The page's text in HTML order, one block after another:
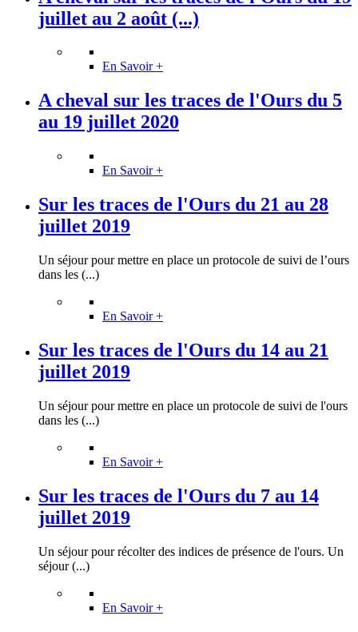
juillet au 2 août (...)
En Savoir +
A cheval sur les traces de l'Ours du 5
au 19 juillet 2020
En Savoir +
Sur les traces de l'Ours du 21 au 28
juillet 2019
Un séjour pour mettre en place un protocole de suivi de l’ours
dans les (...)
En Savoir +
Sur les traces de l'Ours du 14 au 21
juillet 2019
Un séjour pour mettre en place un protocole de suivi de l'ours
dans les (...)
En Savoir +
Sur les traces de l'Ours du 7 au 14
juillet 2019
Un séjour pour récolter des indices de présence de l'ours. Un
séjour (...)
En Savoir +